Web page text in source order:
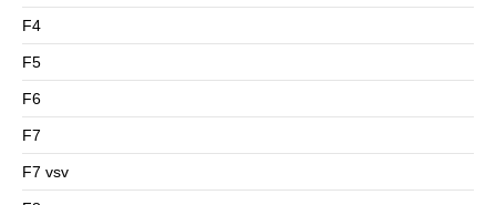
F4
F5
F6
F7
F7 vsv